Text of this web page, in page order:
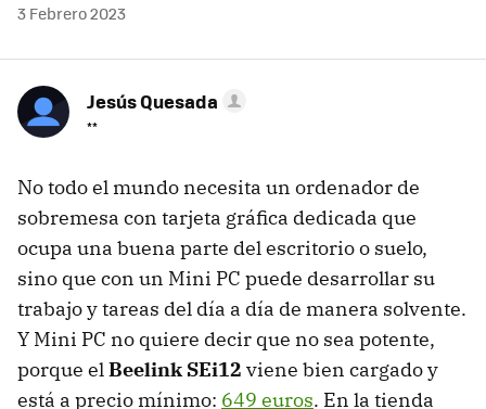
3 Febrero 2023
Jesús Quesada
**
No todo el mundo necesita un ordenador de
sobremesa con tarjeta gráfica dedicada que
ocupa una buena parte del escritorio o suelo,
sino que con un Mini PC puede desarrollar su
trabajo y tareas del día a día de manera solvente.
Y Mini PC no quiere decir que no sea potente,
porque elBeelink SEi12 viene bien cargado y
está a precio mínimo: 649 euros. En la tienda